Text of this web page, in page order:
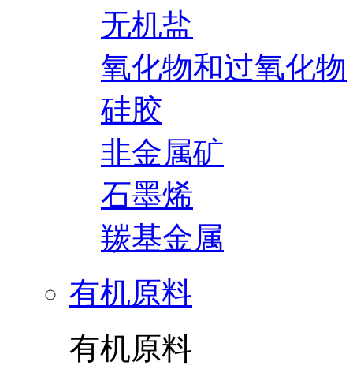
无机盐
氧化物和过氧化物
硅胶
非金属矿
石墨烯
羰基金属
有机原料
有机原料